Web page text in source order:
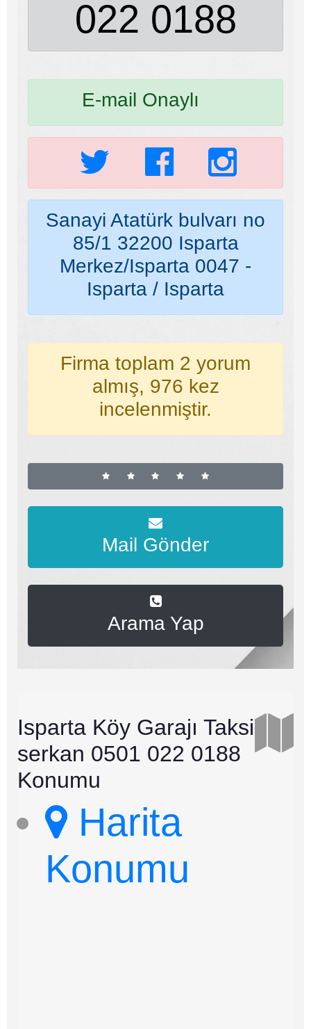
022 0188
E-mail Onaylı
Sanayi Atatürk bulvarı no
85/1 32200 Isparta
Merkez/Isparta 0047 -
Isparta / Isparta
Firma toplam 2 yorum
almış, 976 kez
incelenmiştir.
Mail Gönder
Arama Yap
Isparta Köy Garajı Taksi
serkan 0501 022 0188
Konumu
Harita
Konumu